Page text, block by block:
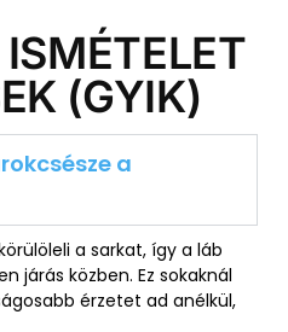
(GYIK)
a
a sarkat, így a láb
járás közben. Ez sokaknál
érzetet ad anélkül,